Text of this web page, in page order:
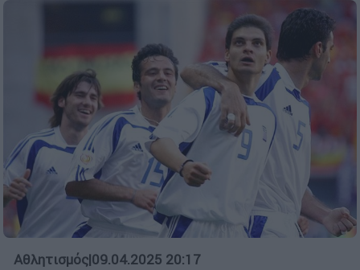
Αθλητισμός|09.04.2025 20:17